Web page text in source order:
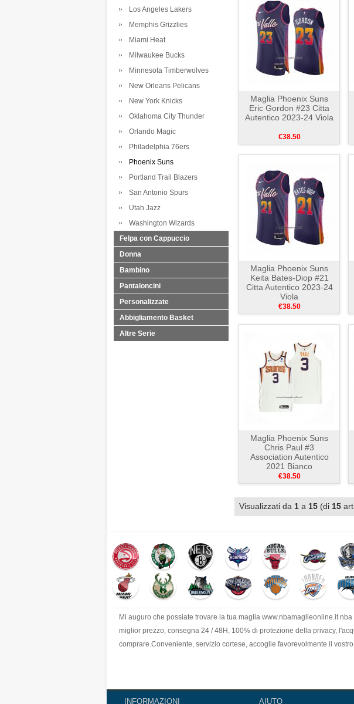
Los Angeles Lakers
Memphis Grizzlies
Miami Heat
Milwaukee Bucks
Minnesota Timberwolves
New Orleans Pelicans
New York Knicks
Oklahoma City Thunder
Orlando Magic
Philadelphia 76ers
Phoenix Suns
Portland Trail Blazers
San Antonio Spurs
Utah Jazz
Washington Wizards
Felpa con Cappuccio
Donna
Bambino
Pantaloncini
Personalizzate
Abbigliamento Basket
Altre Serie
Maglia Phoenix Suns
Eric Gordon #23 Citta
Autentico 2023-24 Viola
€38.50
Maglia Phoenix Suns
Keita Bates-Diop #21
Citta Autentico 2023-24
Viola
€38.50
Maglia Phoenix Suns
Chris Paul #3
Association Autentico
2021 Bianco
€38.50
Visualizzati da 1 a 15 (di 15
Mi auguro che possiate trovare la tua maglia www.nbamaglieonline.it
miglior prezzo, consegna 24 / 48H, 100% di protezione della privacy,
comprare.Conveniente, servizio cortese, accoglie favorevolmente il
INFORMAZIONI AIUTO